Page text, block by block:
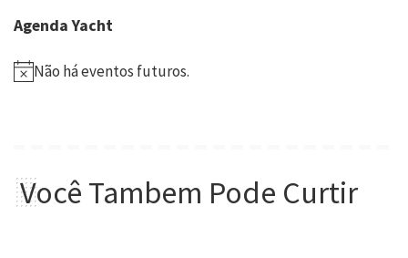
Agenda Yacht
Não há eventos futuros.
Você Tambem Pode Curtir